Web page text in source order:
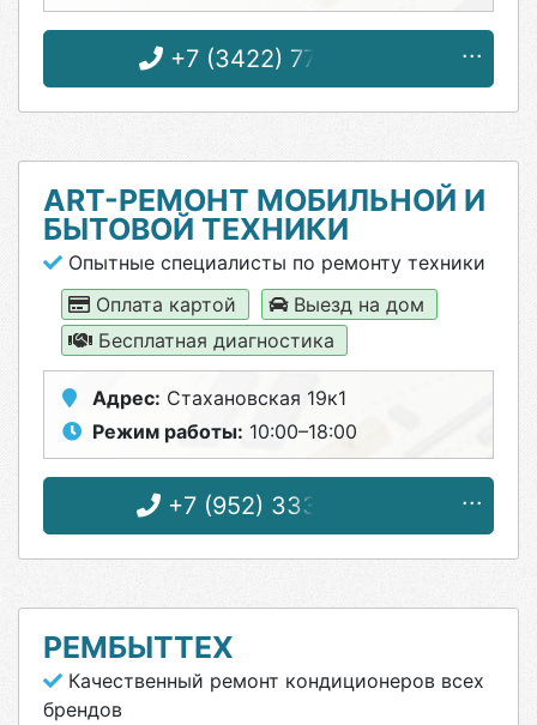
+7 (3422) 77-24-04
ART-РЕМОНТ МОБИЛЬНОЙ И
БЫТОВОЙ ТЕХНИКИ
Опытные специалисты по ремонту техники
Оплата картой
Выезд на дом
Бесплатная диагностика
Адрес: Стахановская 19к1
Режим работы: 10:00–18:00
+7 (952) 333-03-38
РЕМБЫТТЕХ
Качественный ремонт кондиционеров всех
брендов